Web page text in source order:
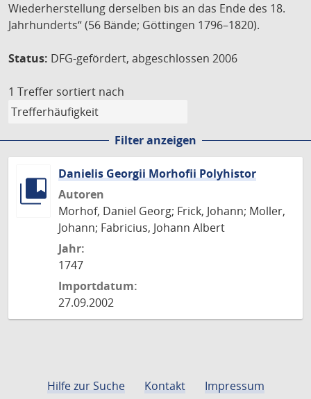
Wiederherstellung derselben bis an das Ende des 18.
Jahrhunderts“ (56 Bände; Göttingen 1796–1820).
Status: DFG-gefördert, abgeschlossen 2006
1 Treffer sortiert nach
Filter anzeigen
Danielis Georgii Morhofii Polyhistor
Autoren
Morhof, Daniel Georg; Frick, Johann; Moller,
Johann; Fabricius, Johann Albert
Jahr:
1747
Importdatum:
27.09.2002
Hilfe zur Suche Kontakt
Impressum